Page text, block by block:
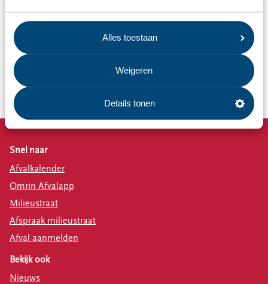
Alles toestaan
Weigeren
Details tonen
Waarom moet ik mijn afval scheiden?
Hebben jullie tips om afval te scheiden?
Wat mag niet in de textielcontainer?
Snel naar
Afvalkalender
Omrin Afvalapp
Milieustraat
Afspraak milieustraat
Afval aanmelden
Bekijk ook
Nieuws